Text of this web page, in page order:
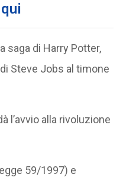
saga di Harry Potter,
Steve Jobs al timone
l’avvio alla rivoluzione
59/1997) e